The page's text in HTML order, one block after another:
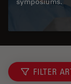
FILTER